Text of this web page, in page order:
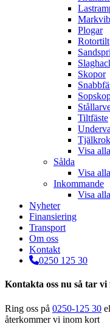
Plogar
Rotortilt
Skopor
Tiltfäste
Visa alla
Sålda
Visa alla
Inkommande
Visa alla
Nyheter
Finansiering
Transport
Om oss
Kontakt
0250 125 30
Kontakta oss nu så tar
Ring oss på 0250-125 30
återkommer vi inom kort